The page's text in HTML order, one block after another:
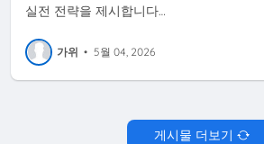
실전 전략을 제시합니다…
가위 • 5월 04, 2026
게시물 더보기